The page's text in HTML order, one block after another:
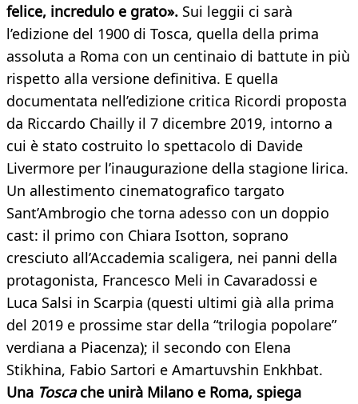
felice, incredulo e grato». Sui leggii ci sarà
l’edizione del 1900 di Tosca, quella della prima
assoluta a Roma con un centinaio di battute in più
rispetto alla versione definitiva. E quella
documentata nell’edizione critica Ricordi proposta
da Riccardo Chailly il 7 dicembre 2019, intorno a
cui è stato costruito lo spettacolo di Davide
Livermore per l’inaugurazione della stagione lirica.
Un allestimento cinematografico targato
Sant’Ambrogio che torna adesso con un doppio
cast: il primo con Chiara Isotton, soprano
cresciuto all’Accademia scaligera, nei panni della
protagonista, Francesco Meli in Cavaradossi e
Luca Salsi in Scarpia (questi ultimi già alla prima
del 2019 e prossime star della “trilogia popolare”
verdiana a Piacenza); il secondo con Elena
Stikhina, Fabio Sartori e Amartuvshin Enkhbat.
Una Toscache unirà Milano e Roma, spiega